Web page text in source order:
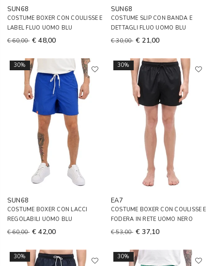
SUN68
COSTUME BOXER CON COULISSE E
LABEL FLUO UOMO BLU
€ 60,00 € 48,00
SUN68
COSTUME SLIP CON BANDA E
DETTAGLI FLUO UOMO BLU
€ 30,00 € 21,00
30%
SUN68
COSTUME BOXER CON LACCI
REGOLABILI UOMO BLU
€ 60,00 € 42,00
30%
EA7
COSTUME BOXER CON COULISSE E
FODERA IN RETE UOMO NERO
€ 53,00 € 37,10
30% 30%